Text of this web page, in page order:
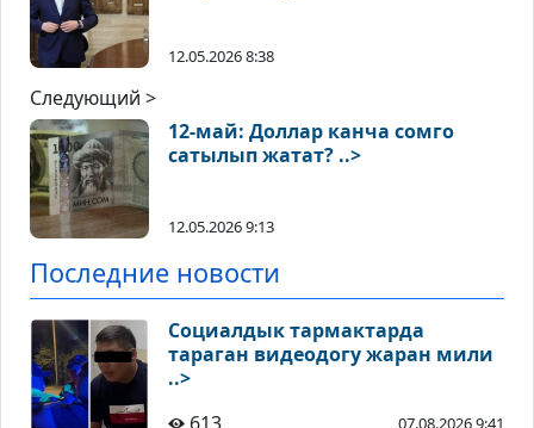
12.05.2026 8:38
Следующий >
12-май: Доллар канча сомго
сатылып жатат? ..>
12.05.2026 9:13
Последние новости
Социалдык тармактарда
тараган видеодогу жаран мили
..>
07.08.2026 9:41